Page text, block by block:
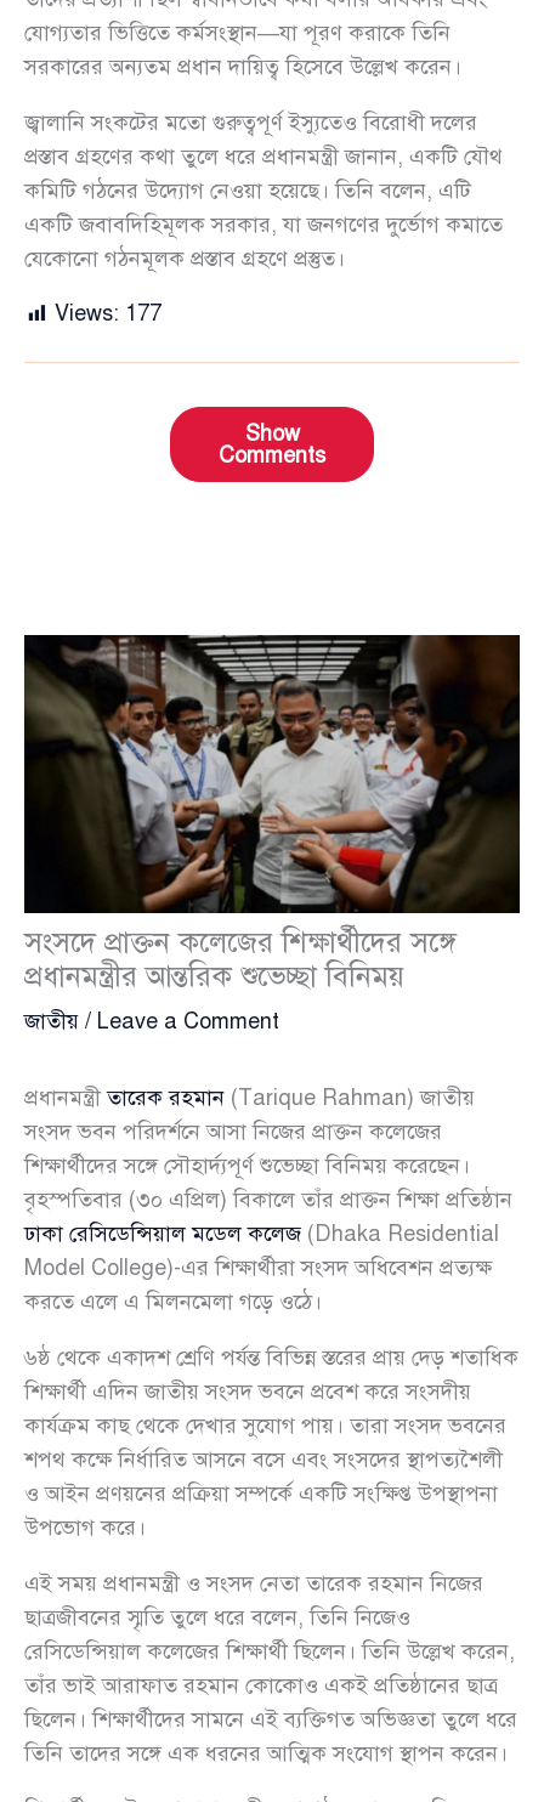
যোগ্যতার ভিত্তিতে কর্মসংস্থান—যা পূরণ করাকে তিনি
সরকারের অন্যতম প্রধান দায়িত্ব হিসেবে উল্লেখ করেন।
জ্বালানি সংকটের মতো গুরুত্বপূর্ণ ইস্যুতেও বিরোধী দলের
প্রস্তাব গ্রহণের কথা তুলে ধরে প্রধানমন্ত্রী জানান, একটি যৌথ
কমিটি গঠনের উদ্যোগ নেওয়া হয়েছে। তিনি বলেন, এটি
একটি জবাবদিহিমূলক সরকার, যা জনগণের দুর্ভোগ কমাতে
যেকোনো গঠনমূলক প্রস্তাব গ্রহণে প্রস্তুত।
Views: 177
Show
Comments
সংসদে প্রাক্তন কলেজের শিক্ষার্থীদের সঙ্গে
প্রধানমন্ত্রীর আন্তরিক শুভেচ্ছা বিনিময়
জাতীয় / Leave a Comment
প্রধানমন্ত্রীতারেক রহমান (Tarique Rahman) জাতীয়
সংসদ ভবন পরিদর্শনে আসা নিজের প্রাক্তন কলেজের
শিক্ষার্থীদের সঙ্গে সৌহার্দ্যপূর্ণ শুভেচ্ছা বিনিময় করেছেন।
বৃহস্পতিবার (৩০ এপ্রিল) বিকালে তাঁর প্রাক্তন শিক্ষা প্রতিষ্ঠান
ঢাকা রেসিডেন্সিয়াল মডেল কলেজ(Dhaka Residential
Model College)-এর শিক্ষার্থীরা সংসদ অধিবেশন প্রত্যক্ষ
করতে এলে এ মিলনমেলা গড়ে ওঠে।
৬ষ্ঠ থেকে একাদশ শ্রেণি পর্যন্ত বিভিন্ন স্তরের প্রায় দেড় শতাধিক
শিক্ষার্থী এদিন জাতীয় সংসদ ভবনে প্রবেশ করে সংসদীয়
কার্যক্রম কাছ থেকে দেখার সুযোগ পায়। তারা সংসদ ভবনের
শপথ কক্ষে নির্ধারিত আসনে বসে এবং সংসদের স্থাপত্যশৈলী
ও আইন প্রণয়নের প্রক্রিয়া সম্পর্কে একটি সংক্ষিপ্ত উপস্থাপনা
উপভোগ করে।
এই সময় প্রধানমন্ত্রী ও সংসদ নেতা তারেক রহমান নিজের
ছাত্রজীবনের স্মৃতি তুলে ধরে বলেন, তিনি নিজেও
রেসিডেন্সিয়াল কলেজের শিক্ষার্থী ছিলেন। তিনি উল্লেখ করেন,
তাঁর ভাই আরাফাত রহমান কোকোও একই প্রতিষ্ঠানের ছাত্র
ছিলেন। শিক্ষার্থীদের সামনে এই ব্যক্তিগত অভিজ্ঞতা তুলে ধরে
তিনি তাদের সঙ্গে এক ধরনের আত্মিক সংযোগ স্থাপন করেন।